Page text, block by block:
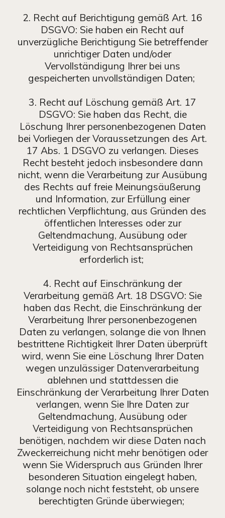
2. Recht auf Berichtigung gemäß Art. 16
DSGVO: Sie haben ein Recht auf
unverzügliche Berichtigung Sie betreffender
unrichtiger Daten und/oder
Vervollständigung Ihrer bei uns
gespeicherten unvollständigen Daten;
3. Recht auf Löschung gemäß Art. 17
DSGVO: Sie haben das Recht, die
Löschung Ihrer personenbezogenen Daten
bei Vorliegen der Voraussetzungen des Art.
17 Abs. 1 DSGVO zu verlangen. Dieses
Recht besteht jedoch insbesondere dann
nicht, wenn die Verarbeitung zur Ausübung
des Rechts auf freie Meinungsäußerung
und Information, zur Erfüllung einer
rechtlichen Verpflichtung, aus Gründen des
öffentlichen Interesses oder zur
Geltendmachung, Ausübung oder
Verteidigung von Rechtsansprüchen
erforderlich ist;
4. Recht auf Einschränkung der
Verarbeitung gemäß Art. 18 DSGVO: Sie
haben das Recht, die Einschränkung der
Verarbeitung Ihrer personenbezogenen
Daten zu verlangen, solange die von Ihnen
bestrittene Richtigkeit Ihrer Daten überprüft
wird, wenn Sie eine Löschung Ihrer Daten
wegen unzulässiger Datenverarbeitung
ablehnen und stattdessen die
Einschränkung der Verarbeitung Ihrer Daten
verlangen, wenn Sie Ihre Daten zur
Geltendmachung, Ausübung oder
Verteidigung von Rechtsansprüchen
benötigen, nachdem wir diese Daten nach
Zweckerreichung nicht mehr benötigen oder
wenn Sie Widerspruch aus Gründen Ihrer
besonderen Situation eingelegt haben,
solange noch nicht feststeht, ob unsere
berechtigten Gründe überwiegen;